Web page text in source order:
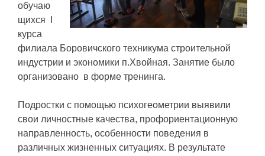
обучаю
щихся I
курса
филиала Боровичского техникума строительной
индустрии и экономики п.Хвойная. Занятие было
организовано в форме тренинга.
Подростки с помощью психогеометрии выявили
свои личностные качества, профориентационную
направленность, особенности поведения в
различных жизненных ситуациях. В результате